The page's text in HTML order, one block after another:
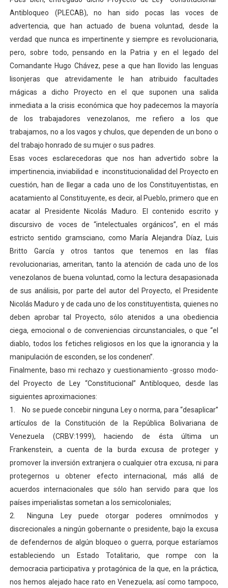
Antibloqueo (PLECAB), no han sido pocas las voces de
advertencia, que han actuado de buena voluntad, desde la
verdad que nunca es impertinente y siempre es revolucionaria,
pero, sobre todo, pensando en la Patria y en el legado del
Comandante Hugo Chávez, pese a que han llovido las lenguas
lisonjeras que atrevidamente le han atribuido facultades
mágicas a dicho Proyecto en el que suponen una salida
inmediata a la crisis económica que hoy padecemos la mayoría
de los trabajadores venezolanos, me refiero a los que
trabajamos, no a los vagos y chulos, que dependen de un bono o
del trabajo honrado de su mujer o sus padres.
Esas voces esclarecedoras que nos han advertido sobre la
impertinencia, inviabilidad e inconstitucionalidad del Proyecto en
cuestión, han de llegar a cada uno de los Constituyentistas, en
acatamiento al Constituyente, es decir, al Pueblo, primero que en
acatar al Presidente Nicolás Maduro. El contenido escrito y
discursivo de voces de “intelectuales orgánicos”, en el más
estricto sentido gramsciano, como María Alejandra Díaz, Luis
Britto García y otros tantos que tenemos en las filas
revolucionarias, ameritan, tanto la atención de cada uno de los
venezolanos de buena voluntad, como la lectura desapasionada
de sus análisis, por parte del autor del Proyecto, el Presidente
Nicolás Maduro y de cada uno de los constituyentista, quienes no
deben aprobar tal Proyecto, sólo atenidos a una obediencia
ciega, emocional o de conveniencias circunstanciales, o que “el
diablo, todos los fetiches religiosos en los que la ignorancia y la
manipulación de esconden, se los condenen”.
Finalmente, baso mi rechazo y cuestionamiento -grosso modo-
del Proyecto de Ley “Constitucional” Antibloqueo, desde las
siguientes aproximaciones:
1.
No se puede concebir ninguna Ley o norma, para “desaplicar”
artículos de la Constitución de la República Bolivariana de
Venezuela (CRBV:1999), haciendo de ésta última un
Frankenstein, a cuenta de la burda excusa de proteger y
promover la inversión extranjera o cualquier otra excusa, ni para
protegernos u obtener efecto internacional, más allá de
acuerdos internacionales que sólo han servido para que los
países imperialistas sometan a los semicoloniales;
2.
Ninguna Ley puede otorgar poderes omnímodos y
discrecionales a ningún gobernante o presidente, bajo la excusa
de defendernos de algún bloqueo o guerra, porque estaríamos
estableciendo un Estado Totalitario, que rompe con la
democracia participativa y protagónica de la que, en la práctica,
nos hemos alejado hace rato en Venezuela; así como tampoco,